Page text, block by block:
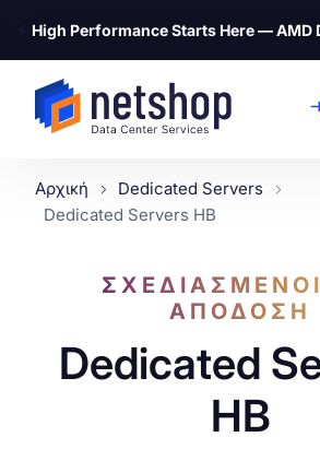
⚡ High Performance Starts Here — AMD
Αρχική
Dedicated Servers
Dedicated Servers ΗΒ
ΣΧΕΔΙΑΣΜΕΝΟΙ
ΑΠΟΔΟΣΗ
Dedicated
ΗΒ